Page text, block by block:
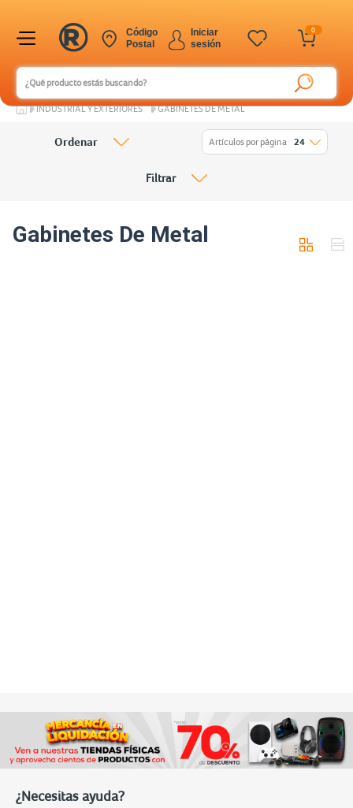
0
Iniciar
sesión
Código
Postal
INDUSTRIAL Y EXTERIORES GABINETES DE METAL
Gabinetes De Metal
Ordenar Artículos por página 24
Filtrar
¿Necesitas ayuda?